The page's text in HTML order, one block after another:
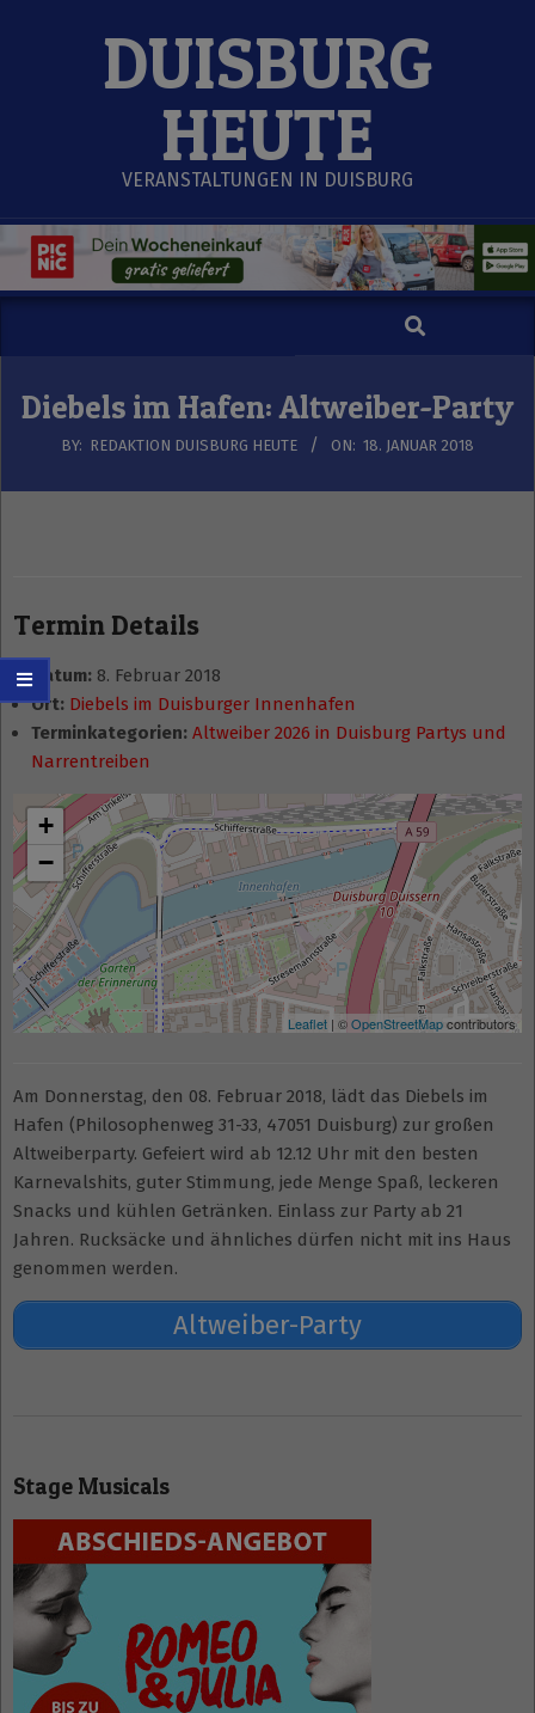
DUISBURG
HEUTE
VERANSTALTUNGEN IN DUISBURG
Menu
Search
Diebels im Hafen: Altweiber-Party
BY: REDAKTION DUISBURG HEUTE ON: 18. JANUAR 2018
Termin Details
Datum: 8. Februar 2018
Ort: Diebels im Duisburger Innenhafen
Terminkategorien: Altweiber 2026 in Duisburg Partys und
Narrentreiben
+
−
Leaflet | ©OpenStreetMapcontributors
Am Donnerstag, den 08. Februar 2018, lädt das Diebels im
Hafen (Philosophenweg 31-33, 47051 Duisburg) zur großen
Altweiberparty. Gefeiert wird ab 12.12 Uhr mit den besten
Karnevalshits, guter Stimmung, jede Menge Spaß, leckeren
Snacks und kühlen Getränken. Einlass zur Party ab 21
Jahren. Rucksäcke und ähnliches dürfen nicht mit ins Haus
genommen werden.
Altweiber-Party
18
Stage Musicals